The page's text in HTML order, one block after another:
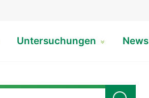
Untersuchungen News